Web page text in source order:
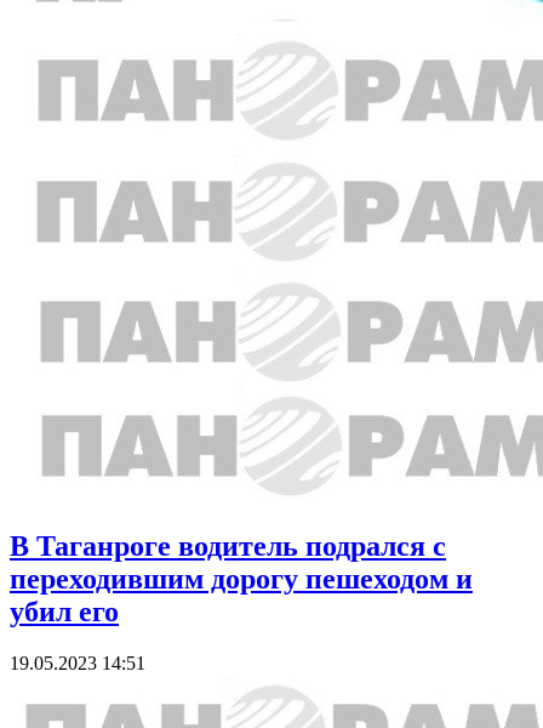
В Таганроге водитель подрался с
переходившим дорогу пешеходом и
убил его
19.05.2023 14:51